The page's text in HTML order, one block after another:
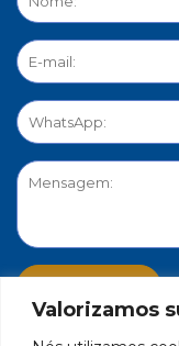
Valorizamos